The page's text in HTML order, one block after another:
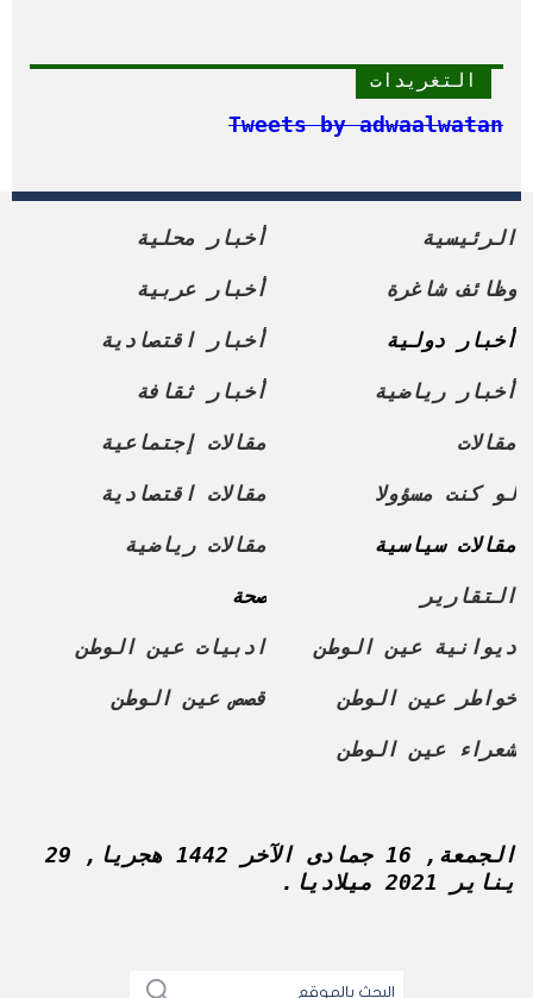
التغريدات
Tweets by adwaalwatan
الرئيسية أخبار محلية
وظائف شاغرة أخبار عربية
أخبار دولية أخبار اقتصادية
أخبار رياضية أخبار ثقافة
مقالات مقالات إجتماعية
لو كنت مسؤولا مقالات اقتصادية
مقالات سياسية مقالات رياضية
التقارير صحة
ديوانية عين الوطن ادبيات عين الوطن
خواطر عين الوطن قصص عين الوطن
شعراء عين الوطن
الجمعة, 16 جمادى الآخر 1442 هجريا, 29
يناير 2021 ميلاديا.